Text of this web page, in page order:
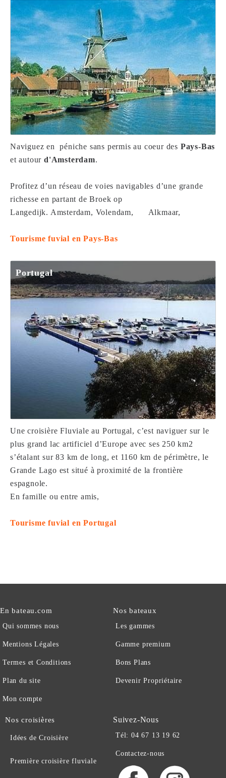
Naviguez en péniche sans permis au coeur des Pays-Bas
et autour d'Amsterdam.
Profitez d’un réseau de voies navigables d’une grande
richesse en partant de Broek op
Langedijk. Amsterdam, Volendam, Alkmaar,
Tourisme fuvial en Pays-Bas
Portugal
Une croisière Fluviale au Portugal, c’est naviguer sur le
plus grand lac artificiel d’Europe avec ses 250 km2
s’étalant sur 83 km de long, et 1160 km de périmètre, le
Grande Lago est situé à proximité de la frontière
espagnole.
En famille ou entre amis,
Tourisme fuvial en Portugal
En bateau.com
Qui sommes nous
Mentions Légales
Termes et Conditions
Plan du site
Mon compte
Nos bateaux
Les gammes
Gamme premium
Bons Plans
Devenir Propriétaire
Nos croisières
Idées de Croisière
Première croisière fluviale
Suivez-Nous
Tél: 04 67 13 19 62
Contactez-nous